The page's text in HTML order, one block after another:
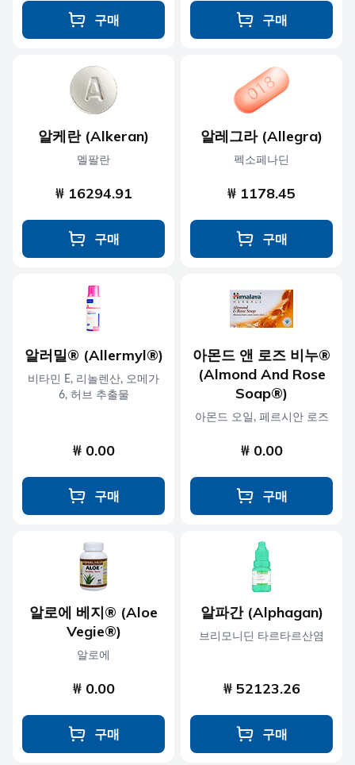
구매 구매
알케란 (Alkeran)
멜팔란
₩ 16294.91
구매
알레그라 (Allegra)
펙소페나딘
₩ 1178.45
구매
알러밀® (Allermyl®)
비타민 E, 리놀렌산, 오메가
6, 허브 추출물
₩ 0.00
구매
아몬드 앤 로즈 비누®
(Almond And Rose
Soap®)
아몬드 오일, 페르시안 로즈
₩ 0.00
구매
알로에 베지® (Aloe
Vegie®)
알로에
₩ 0.00
구매
알파간 (Alphagan)
브리모니딘 타르타르산염
₩ 52123.26
구매